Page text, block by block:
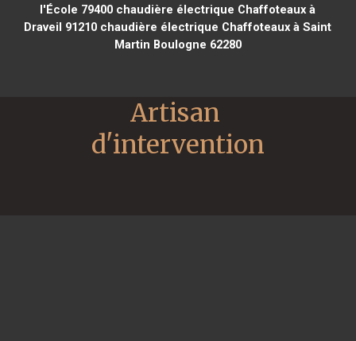
l'École 79400 chaudière électrique Chaffoteaux à
Draveil 91210 chaudière électrique Chaffoteaux à Saint
Martin Boulogne 62280
Artisan
d'intervention